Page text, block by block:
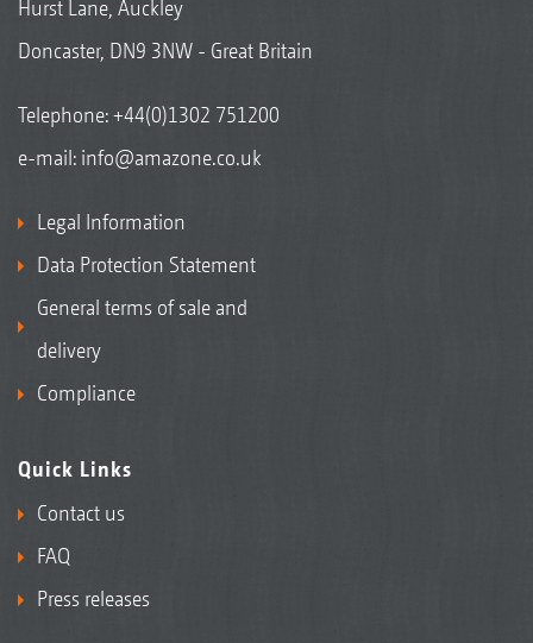
Hurst Lane, Auckley
Doncaster, DN9 3NW - Great Britain
Telephone:+44(0)1302 751200
e-mail: info@amazone.co.uk
Legal Information
Data Protection Statement
General terms of sale and
delivery
Compliance
Quick Links
Contact us
FAQ
Press releases